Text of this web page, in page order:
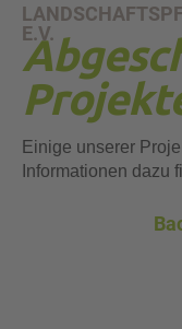
E.V.
Einige unserer
Informationen dazu